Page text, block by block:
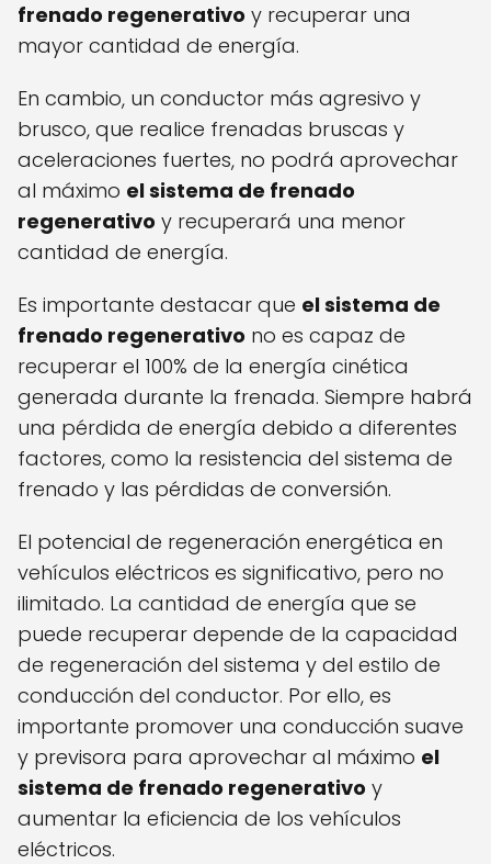
frenado regenerativo y recuperar una
mayor cantidad de energía.
En cambio, un conductor más agresivo y
brusco, que realice frenadas bruscas y
aceleraciones fuertes, no podrá aprovechar
al máximo el sistema de frenado
regenerativo y recuperará una menor
cantidad de energía.
Es importante destacar que el sistema de
frenado regenerativo no es capaz de
recuperar el 100% de la energía cinética
generada durante la frenada. Siempre habrá
una pérdida de energía debido a diferentes
factores, como la resistencia del sistema de
frenado y las pérdidas de conversión.
El potencial de regeneración energética en
vehículos eléctricos es significativo, pero no
ilimitado. La cantidad de energía que se
puede recuperar depende de la capacidad
de regeneración del sistema y del estilo de
conducción del conductor. Por ello, es
importante promover una conducción suave
y previsora para aprovechar al máximo el
sistema de frenado regenerativo y
aumentar la eficiencia de los vehículos
eléctricos.